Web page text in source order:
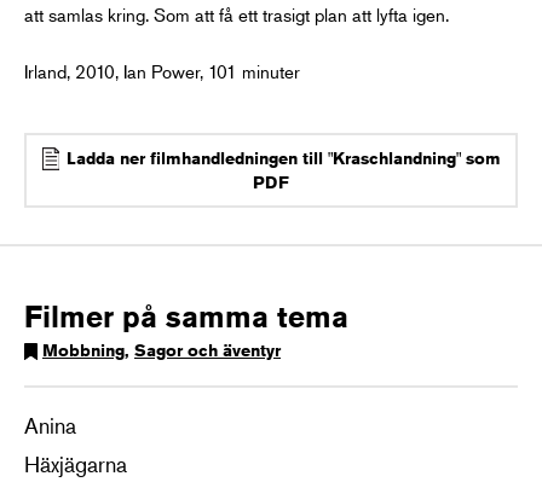
att samlas kring. Som att få ett trasigt plan att lyfta igen.
Irland, 2010, Ian Power, 101 minuter
Ladda ner filmhandledningen till "Kraschlandning" som
PDF
Filmer på samma tema
Mobbning, Sagor och äventyr
Anina
Häxjägarna